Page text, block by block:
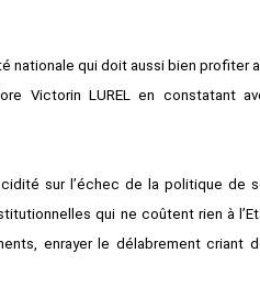
nationale qui doit aussi bien profiter
Victorin LUREL en constatant
sur l’échec de la politique de
qui ne coûtent rien à
enrayer le délabrement criant